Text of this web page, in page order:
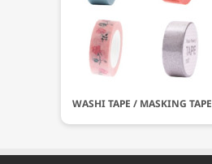
WASHI TAPE / MASKING TAPE